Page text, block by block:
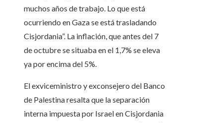
muchos años de trabajo. Lo que está
ocurriendo en Gaza se está trasladando
Cisjordania”. La inflación, que antes del 7
de octubre se situaba en el 1,7% se eleva
ya por encima del 5%.
El exviceministro y exconsejero del Banco
de Palestina resalta que la separación
interna impuesta por Israel en Cisjordania